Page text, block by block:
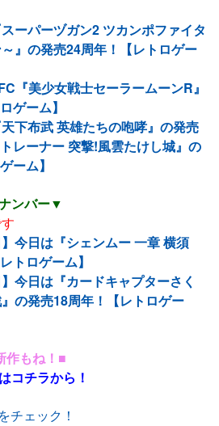
ーパーヅガン2 ツカンポファイタ
』の発売24周年！【レトロゲー
『美少女戦士セーラームーンR』
ゲーム】
下布武 英雄たちの咆哮』の発売
レーナー 突撃!風雲たけし城』の
ーム】
ンバー▼
今日は『シェンムー 一章 横須
トロゲーム】
今日は『カードキャプターさく
の発売18周年！【レトロゲー
作もね！■
コチラから！
チェック！